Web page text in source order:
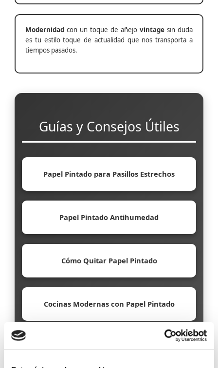
Modernidad con un toque de añejo vintage sin duda
es tu estilo toque de actualidad que nos transporta a
tiempos pasados.
Guías y Consejos Útiles
Papel Pintado para Pasillos Estrechos
Papel Pintado Antihumedad
Cómo Quitar Papel Pintado
Cocinas Modernas con Papel Pintado
Papel Pintado Ecológico